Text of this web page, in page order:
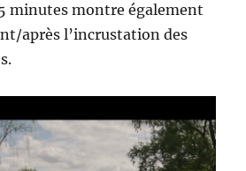
minutes montre également
après l’incrustation des